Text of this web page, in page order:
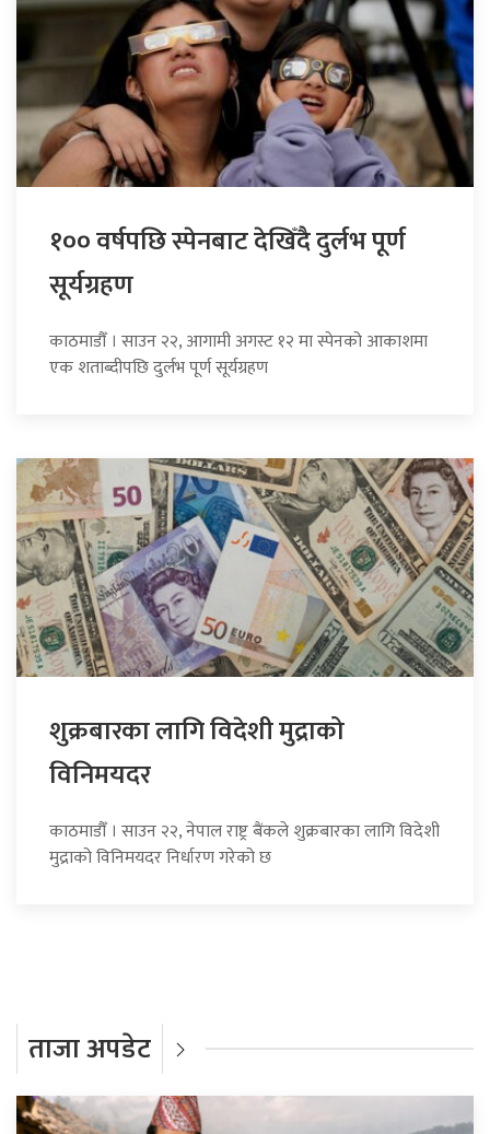
१०० वर्षपछि स्पेनबाट देखिँदै दुर्लभ पूर्ण
सूर्यग्रहण
काठमाडौँ । साउन २२, आगामी अगस्ट १२ मा स्पेनको आकाशमा
एक शताब्दीपछि दुर्लभ पूर्ण सूर्यग्रहण
शुक्रबारका लागि विदेशी मुद्राको
विनिमयदर
काठमाडौँ । साउन २२, नेपाल राष्ट्र बैंकले शुक्रबारका लागि विदेशी
मुद्राको विनिमयदर निर्धारण गरेको छ
ताजा अपडेट